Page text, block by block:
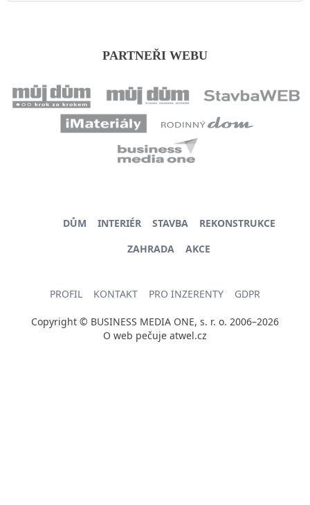
PARTNEŘI WEBU
DŮM INTERIÉR STAVBA
REKONSTRUKCE
ZAHRADA
AKCE
PROFIL KONTAKT PRO INZERENTY GDPR
Copyright © BUSINESS MEDIA ONE, s. r. o. 2006–2026